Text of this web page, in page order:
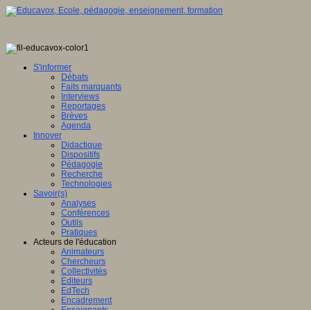
S'informer
Débats
Faits marquants
Interviews
Reportages
Brèves
Agenda
Innover
Didactique
Dispositifs
Pédagogie
Recherche
Technologies
Savoir(s)
Analyses
Conférences
Outils
Pratiques
Acteurs de l'éducation
Animateurs
Chercheurs
Collectivités
Editeurs
EdTech
Encadrement